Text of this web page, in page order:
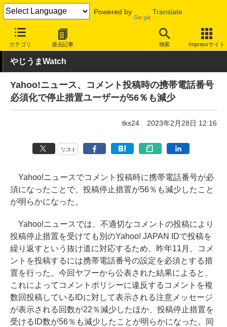
Powered by Translate
カテゴリ 過去記事 検索 Impressサイト
INTERNET Watch トピック
やじうまWatch
Yahoo!ニュース、コメント投稿時の携帯電話番号
必須化で停止措置ユーザーが56％も減少
tks24 2023年2月28日 12:16
リスト
Yahoo!ニュースでコメント投稿時に携帯電話番号が必
須になったことで、投稿停止措置が56％も減少したこと
が明らかになった。
Yahoo!ニュースでは、不適切なコメントの投稿により
投稿停止措置を受けても別のYahoo! JAPAN IDで投稿を
繰り返すという抜け道に対応するため、昨年11月、コメ
ントを投稿するには携帯電話番号の設定を必須とする措
置を行った。今回ヤフーから公表された結果によると、
これによってコメントポリシーに違反するコメントを複
数回投稿しているIDに対して表示される注意メッセージ
が表示される回数が22％減少したほか、投稿停止措置を
受けるID数が56％も減少したことが明らかになった。同